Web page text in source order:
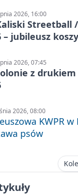
2026, 16:00
Streetball
– jubileusz
2026, 07:45
z
2026, 08:00
KWPR w
psów